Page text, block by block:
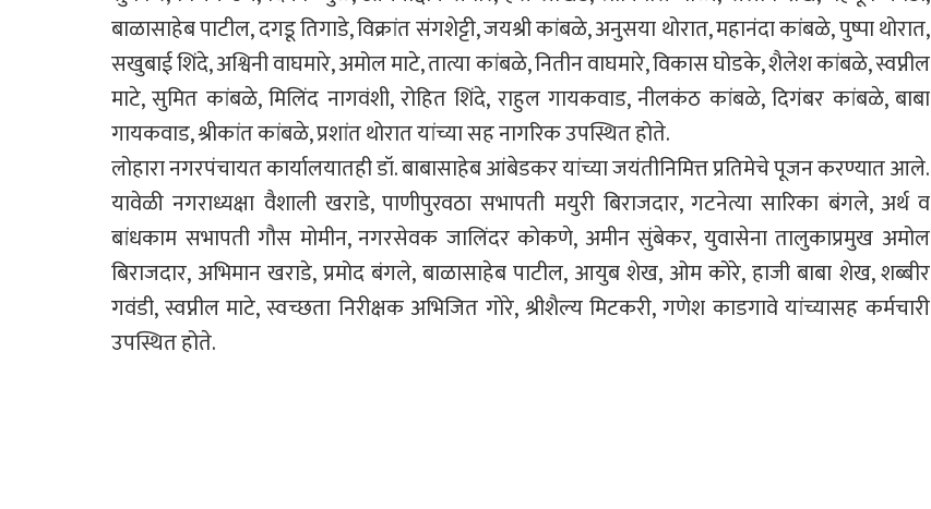
बाळासाहेब पाटील, दगडू तिगाडे, विक्रांत संगशेट्टी, जयश्री कांबळे, अनुसया थोरात, महानंदा कांबळे, पुष्पा थोरात,
सखुबाई शिंदे, अश्विनी वाघमारे, अमोल माटे, तात्या कांबळे, नितीन वाघमारे, विकास घोडके, शैलेश कांबळे, स्वप्नील
माटे, सुमित कांबळे, मिलिंद नागवंशी, रोहित शिंदे, राहुल गायकवाड, नीलकंठ कांबळे, दिगंबर कांबळे, बाबा
गायकवाड, श्रीकांत कांबळे, प्रशांत थोरात यांच्या सह नागरिक उपस्थित होते.
लोहारा नगरपंचायत कार्यालयातही डॉ. बाबासाहेब आंबेडकर यांच्या जयंतीनिमित्त प्रतिमेचे पूजन करण्यात आले.
यावेळी नगराध्यक्षा वैशाली खराडे, पाणीपुरवठा सभापती मयुरी बिराजदार, गटनेत्या सारिका बंगले, अर्थ व
बांधकाम सभापती गौस मोमीन, नगरसेवक जालिंदर कोकणे, अमीन सुंबेकर, युवासेना तालुकाप्रमुख अमोल
बिराजदार, अभिमान खराडे, प्रमोद बंगले, बाळासाहेब पाटील, आयुब शेख, ओम कोरे, हाजी बाबा शेख, शब्बीर
गवंडी, स्वप्नील माटे, स्वच्छता निरीक्षक अभिजित गोरे, श्रीशैल्य मिटकरी, गणेश काडगावे यांच्यासह कर्मचारी
उपस्थित होते.